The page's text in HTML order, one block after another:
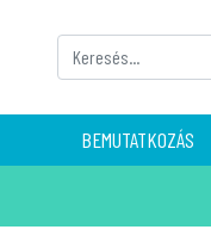
BEMUTATKOZÁS